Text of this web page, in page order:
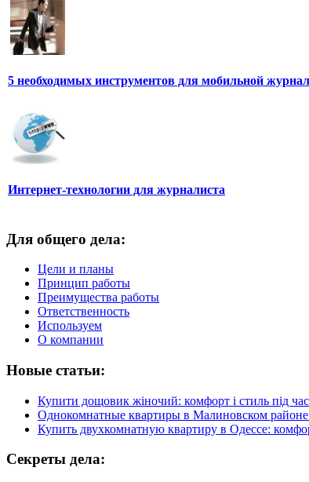
5 необходимых инструментов для мобильной
Интернет-технологии для журналиста
Для общего дела:
Цели и планы
Принцип работы
Преимущества работы
Ответственность
Используем
О компании
Новые статьи:
Купити дощовик жіночий: комфорт і стиль під
Однокомнатные квартиры в Малиновском
Купить двухкомнатную квартиру в Одессе:
Секреты дела: